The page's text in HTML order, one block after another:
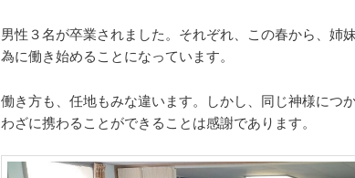
男性３名が卒業されました。それぞれ、この春から、姉
為に働き始めることになっています。
働き方も、任地もみな違います。しかし、同じ神様につ
わざに携わることができることは感謝であります。